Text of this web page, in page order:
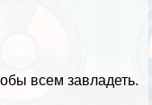
всем завладеть.